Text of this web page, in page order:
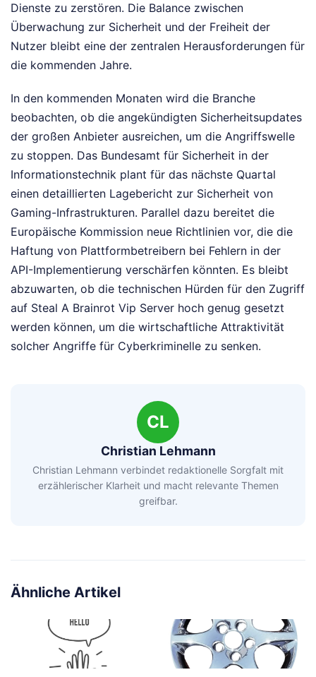
Dienste zu zerstören. Die Balance zwischen
Überwachung zur Sicherheit und der Freiheit der
Nutzer bleibt eine der zentralen Herausforderungen für
die kommenden Jahre.
In den kommenden Monaten wird die Branche
beobachten, ob die angekündigten Sicherheitsupdates
der großen Anbieter ausreichen, um die Angriffswelle
zu stoppen. Das Bundesamt für Sicherheit in der
Informationstechnik plant für das nächste Quartal
einen detaillierten Lagebericht zur Sicherheit von
Gaming-Infrastrukturen. Parallel dazu bereitet die
Europäische Kommission neue Richtlinien vor, die die
Haftung von Plattformbetreibern bei Fehlern in der
API-Implementierung verschärfen könnten. Es bleibt
abzuwarten, ob die technischen Hürden für den Zugriff
auf Steal A Brainrot Vip Server hoch genug gesetzt
werden können, um die wirtschaftliche Attraktivität
solcher Angriffe für Cyberkriminelle zu senken.
CL
Christian Lehmann
Christian Lehmann verbindet redaktionelle Sorgfalt mit
erzählerischer Klarheit und macht relevante Themen
greifbar.
Ähnliche Artikel